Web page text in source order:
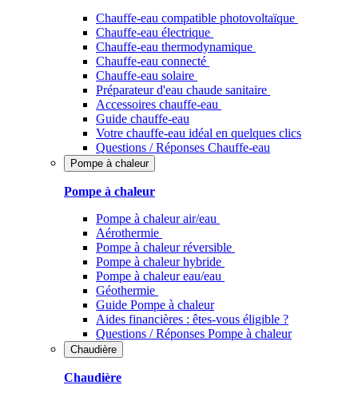
Chauffe-eau compatible photovoltaïque
Chauffe-eau électrique
Chauffe-eau thermodynamique
Chauffe-eau connecté
Chauffe-eau solaire
Préparateur d'eau chaude sanitaire
Accessoires chauffe-eau
Guide chauffe-eau
Votre chauffe-eau idéal en quelques clics
Questions / Réponses Chauffe-eau
Pompe à chaleur
Pompe à chaleur
Pompe à chaleur air/eau
Aérothermie
Pompe à chaleur réversible
Pompe à chaleur hybride
Pompe à chaleur​ eau/eau
Géothermie
Guide Pompe à chaleur
Aides financières : êtes-vous éligible ?
Questions / Réponses Pompe à chaleur
Chaudière
Chaudière